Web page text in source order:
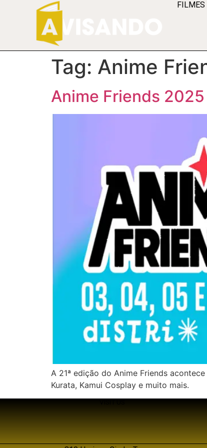
FILMES
Tag: Anime
Anime Friends
A 21ª edição do Anime Friends
Kurata, Kamui Cosplay e muito mais.